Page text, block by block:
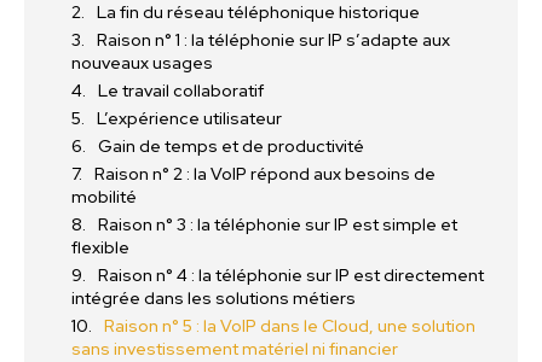
La fin du réseau téléphonique historique
Raison n° 1 : la téléphonie sur IP s’adapte aux
nouveaux usages
Le travail collaboratif
L’expérience utilisateur
Gain de temps et de productivité
Raison n° 2 : la VoIP répond aux besoins de
mobilité
Raison n° 3 : la téléphonie sur IP est simple et
flexible
Raison n° 4 : la téléphonie sur IP est directement
intégrée dans les solutions métiers
Raison n° 5 : la VoIP dans le Cloud, une solution
sans investissement matériel ni financier